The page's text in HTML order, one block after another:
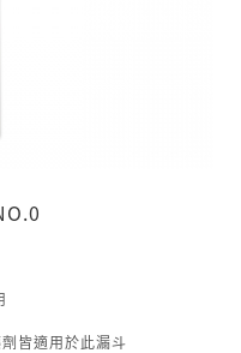
皆適用於此漏斗